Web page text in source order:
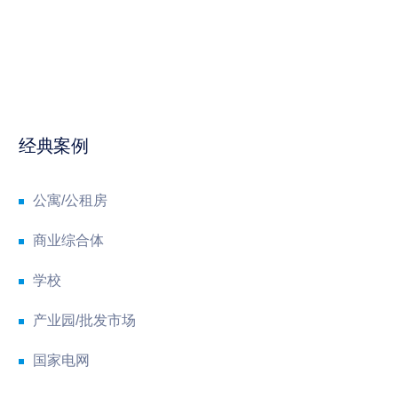
经典案例
公寓/公租房
商业综合体
学校
产业园/批发市场
国家电网